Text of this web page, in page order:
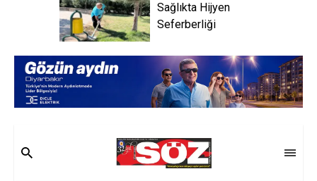
Sağlıkta Hijyen
Seferberliği